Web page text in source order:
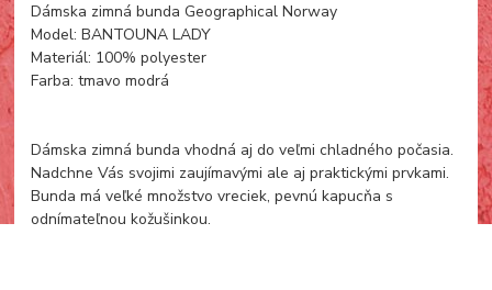
Dámska zimná bunda Geographical Norway
Model: BANTOUNA LADY
Materiál: 100% polyester
Farba: tmavo modrá
Dámska zimná bunda vhodná aj do veľmi chladného počasia.
Nadchne Vás svojimi zaujímavými ale aj praktickými prvkami.
Bunda má veľké množstvo vreciek, pevnú kapucňa s
odnímateľnou kožušinkou.